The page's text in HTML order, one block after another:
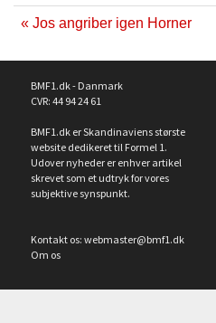
« Jos angriber igen Horner
BMF1.dk - Danmark
CVR: 44 94 24 61
BMF1.dk er Skandinaviens største
website dedikeret til Formel 1.
Udover nyheder er enhver artikel
skrevet som et udtryk for vores
subjektive synspunkt.
Kontakt os: webmaster@bmf1.dk
Om os